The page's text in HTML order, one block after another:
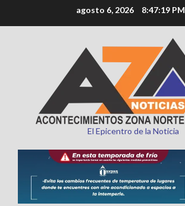
al
agosto 6, 2026 8:47:21 PM
El Epicentro de la Noticia